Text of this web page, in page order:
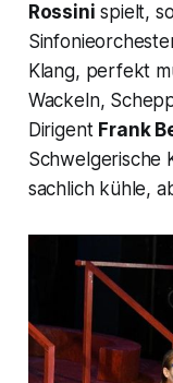
Rossini spielt,
Klang, perfekt
Wackeln,
Dirigent Frank
Schwelgerische
sachlich kühle,